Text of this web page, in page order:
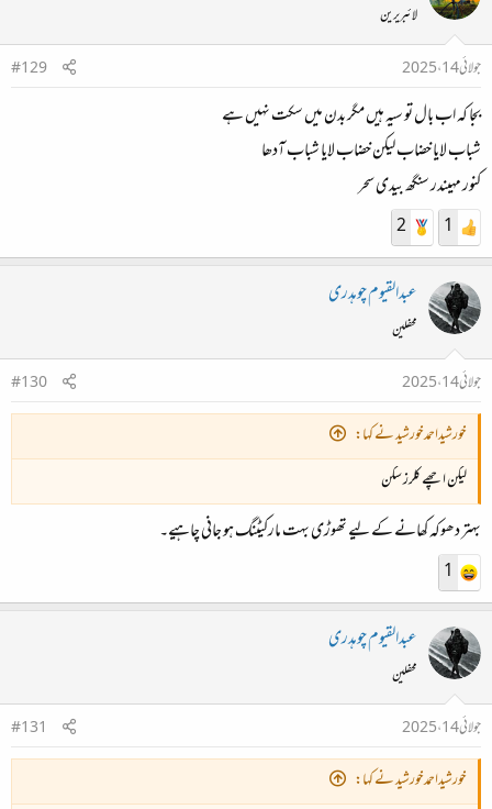
لائبریرین
جولائی 14، 2025
#129
بجا کہ اب بال تو سیہ ہیں مگر بدن میں سکت نہیں ہے
شباب لایا خضاب لیکن خضاب لایا شباب آدھا
کنور مہیندر سنگھ بیدی سحر
1
2
عبدالقیوم چوہدری
محفلین
جولائی 14، 2025
#130
خورشیداحمدخورشید نے کہا:
لیکن اچھے کلرز سکن
بہتر دھوکہ کھانے کے لیے تھوڑی بہت مارکیٹنگ ہو جانی چاہیے۔
1
عبدالقیوم چوہدری
محفلین
جولائی 14، 2025
#131
خورشیداحمدخورشید نے کہا: